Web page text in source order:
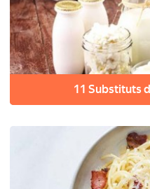
11 Substituts